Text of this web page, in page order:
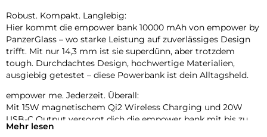
Robust. Kompakt. Langlebig:
Hier kommt die empower bank 10000 mAh von empower by
PanzerGlass – wo starke Leistung auf zuverlässiges Design
trifft. Mit nur 14,3 mm ist sie superdünn, aber trotzdem
tough. Durchdachtes Design, hochwertige Materialien,
ausgiebig getestet – diese Powerbank ist dein Alltagsheld.
empower me. Jederzeit. Überall:
Mit 15W magnetischem Qi2 Wireless Charging und 20W
USB-C Output versorgt dich die empower bank mit bis zu
160 % zusätzlicher Energie. Einfach andocken und losladen –
Mehr lesen